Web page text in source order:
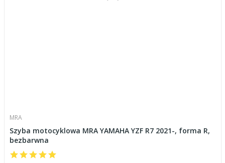
MRA
Szyba motocyklowa MRA YAMAHA YZF R7 2021-, forma R,
bezbarwna